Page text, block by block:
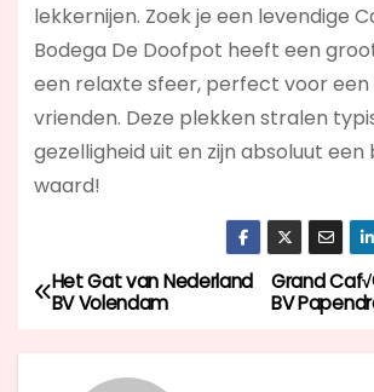
lekkernijen. Zoek je een levendige
Bodega De Doofpot heeft een
een relaxte sfeer, perfect voor
vrienden. Deze plekken stralen
gezelligheid uit en zijn absoluut een
waard!
B
e
Grand
BV
Het Gat van Nederland
BV Volendam